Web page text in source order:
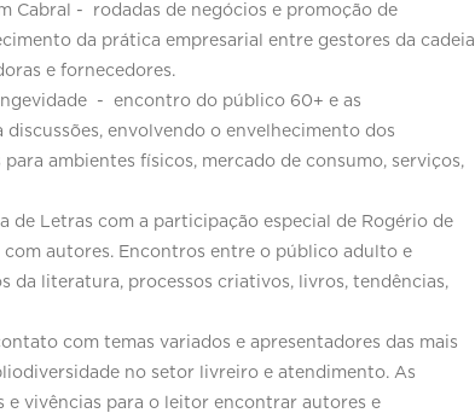
Cabral - rodadas de negócios e promoção de
da prática empresarial entre gestores da cadeia
e fornecedores.
- encontro do público 60+ e as
envolvendo o envelhecimento dos
ambientes físicos, mercado de consumo, serviços,
Letras com a participação especial de Rogério de
autores. Encontros entre o público adulto e
da literatura, processos criativos, livros, tendências,
com temas variados e apresentadores das mais
no setor livreiro e atendimento. As
e vivências para o leitor encontrar autores e